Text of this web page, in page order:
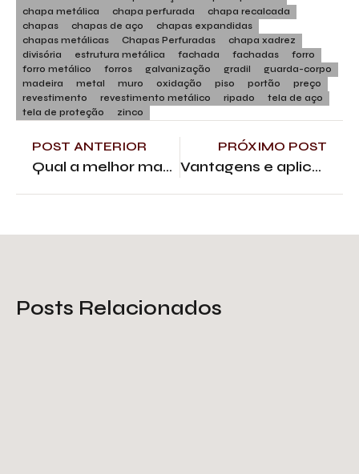
chapa metálica
chapa perfurada
chapa recalcada
chapas
chapas de aço
chapas expandidas
chapas metálicas
Chapas Perfuradas
chapa xadrez
divisória
estrutura metálica fachada fachadas
forro
forro metálico
forros galvanização gradil
guarda-corpo
madeira
metal muro oxidação piso portão
preço
revestimento
revestimento metálico ripado
tela de aço
tela de proteção
zinco
POST ANTERIOR
Qual a melhor madeira ripada para revestir paredes?
PRÓXIMO POST
Vantagens e aplicações do revestimento de zinco
Posts Relacionados